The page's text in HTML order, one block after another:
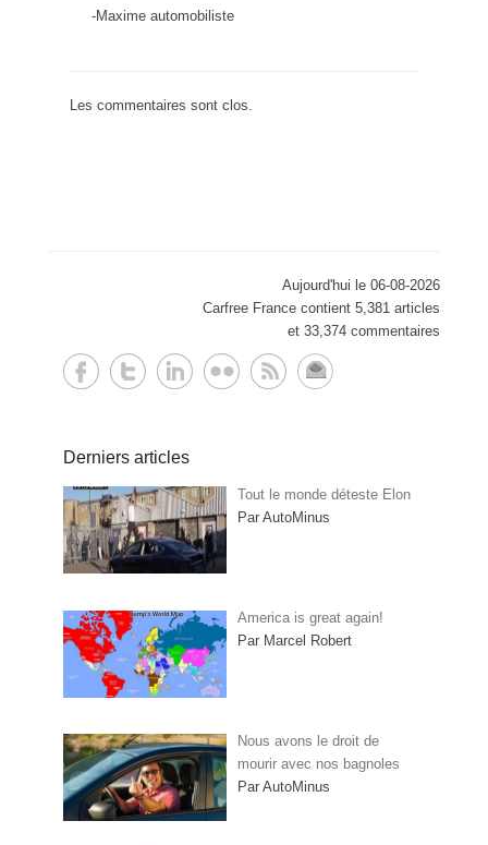
-Maxime automobiliste
Les commentaires sont clos.
Aujourd'hui le 06-08-2026
Carfree France contient 5,381 articles
et 33,374 commentaires
Derniers articles
Tout le monde déteste Elon
Par AutoMinus
America is great again!
Par Marcel Robert
Nous avons le droit de
mourir avec nos bagnoles
Par AutoMinus